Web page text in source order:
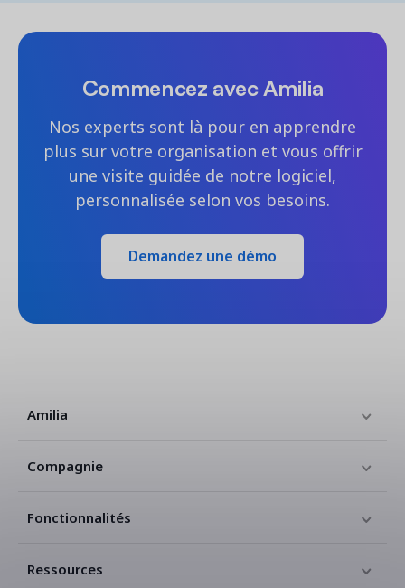
Commencez avec Amilia
Nos experts sont là pour en apprendre
plus sur votre organisation et vous offrir
une visite guidée de notre logiciel,
personnalisée selon vos besoins.
Demandez une démo
Amilia
Compagnie
Fonctionnalités
Ressources